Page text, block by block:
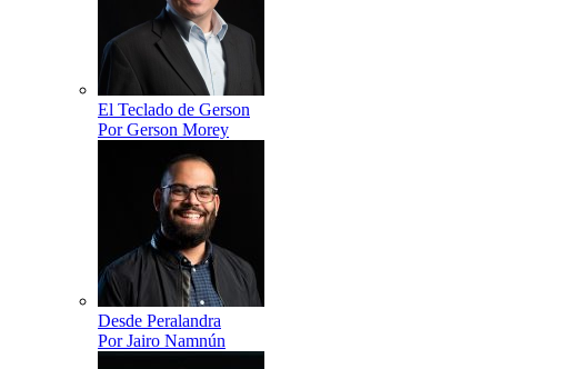
El Teclado de Gerson
Por Gerson Morey
Desde Peralandra
Por Jairo Namnún